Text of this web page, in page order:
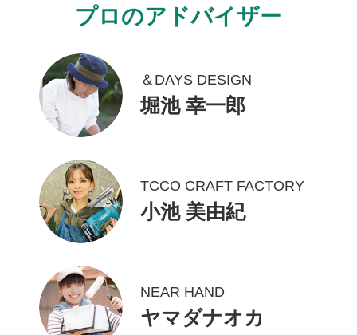
プロのアドバイザー
＆DAYS DESIGN
堀池 幸一郎
TCCO CRAFT FACTORY
小池 美由紀
NEAR HAND
ヤマダナオカ